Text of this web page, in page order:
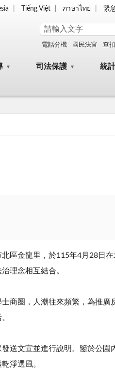
Tiếng Việt ภาษาไทย 緊
電話分機 國民法官 查
司法保護 統
區金龍里，於115年4月 28日
理念相互結合。
圈，人潮往來頻繁，為推廣
文宣並進行說明。鑒於公園
淨選風。